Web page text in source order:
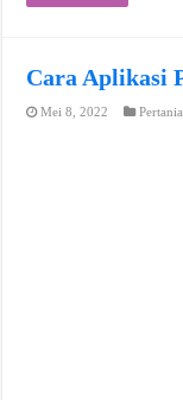
Cara Aplikasi
Mei 8, 2022